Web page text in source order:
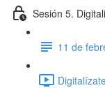
Sesión 5.
11 de